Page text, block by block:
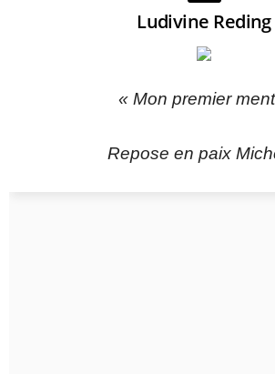
Ludivine Reding
« Mon premier
Repose en paix